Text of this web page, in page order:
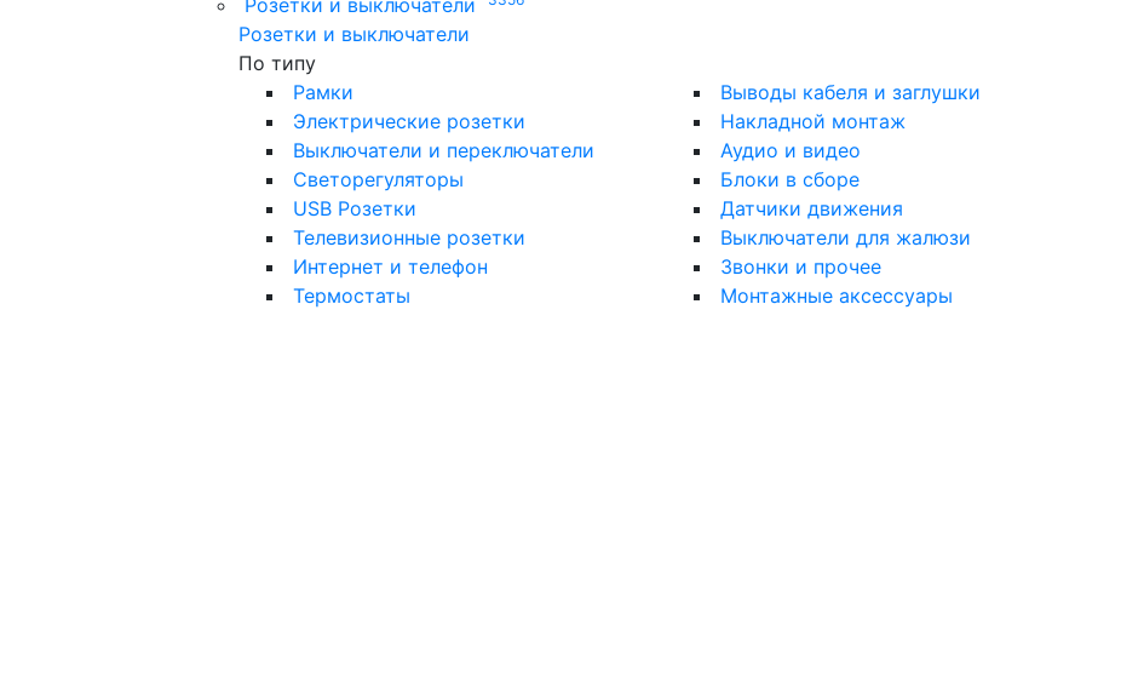
Розетки и выключатели
По типу
Рамки
Электрические розетки
Выключатели и переключатели
Светорегуляторы
USB Розетки
Телевизионные розетки
Интернет и телефон
Термостаты
Выводы кабеля и заглушки
Накладной монтаж
Аудио и видео
Блоки в сборе
Датчики движения
Выключатели для жалюзи
Звонки и прочее
Монтажные аксессуары